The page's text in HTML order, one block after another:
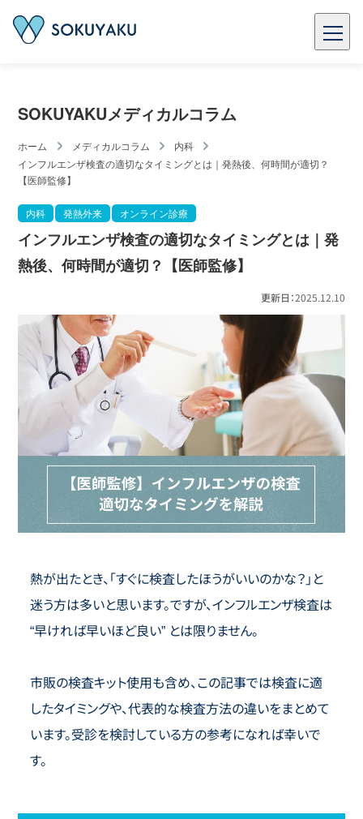
SOKUYAKUメディカルコラム
ホーム メディカルコラム
内科
インフルエンザ検査の適切なタイミングとは｜発熱後、何時間が適切？
【医師監修】
内科 発熱外来 オンライン診療
インフルエンザ検査の適切なタイミングとは｜発
熱後、何時間が適切？【医師監修】
更新日：2025.12.10
熱が出たとき、「すぐに検査したほうがいいのかな？」と
迷う方は多いと思います。ですが、インフルエンザ検査は
“早ければ早いほど良い” とは限りません。
市販の検査キット使用も含め、この記事では検査に適
したタイミングや、代表的な検査方法の違いをまとめて
います。受診を検討している方の参考になれば幸いで
す。